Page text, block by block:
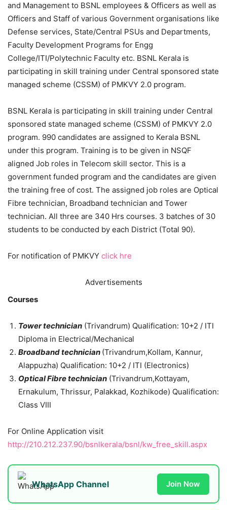
and Management to BSNL employees & Officers as well as
Officers and Staff of various Government organisations like
Defense services, State/Central PSUs and Departments,
Faculty Development Programs for Engg
College/ITI/Polytechnic Faculty etc. BSNL Kerala is
participating in skill training under Central sponsored state
managed scheme (CSSM) of PMKVY 2.0 program.
BSNL Kerala is participating in skill training under Central
sponsored state managed scheme (CSSM) of PMKVY 2.0
program. 990 candidates are assigned to Kerala BSNL
under this program. Training is to be given in NSQF
aligned Job roles in Telecom skill sector. This is a
government funded program and the candidates are given
the training free of cost. The assigned job roles are Optical
Fibre technician, Broadband technician and Tower
technician. All three are 340 Hrs courses. 3 batches of 30
students to be conducted by each District (Total 90).
For notification of PMKVY click hre
Advertisements
Courses
Tower technician (Trivandrum) Qualification: 10+2 / ITI
Diploma in Electrical/Mechanical
Broadband technician (Trivandrum,Kollam, Kannur,
Alappuzha) Qualification: 10+2 / ITI (Electronics)
Optical Fibre technician (Trivandrum,Kottayam,
Ernakulum, Thrissur, Palakkad, Kozhikode) Qualification:
Class VIII
For Online Application visit
http://210.212.237.90/bsnlkerala/bsnl/kw_free_skill.aspx
WhatsApp Channel Join Now